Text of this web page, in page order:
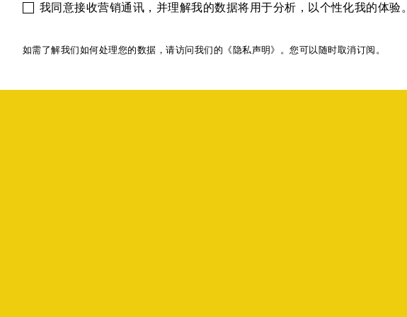
我同意接收营销通讯，并理解我的数据将用于分析，以个性化我的体验。
如需了解我们如何处理您的数据，请访问我们的《隐私声明》。您可以随时取消订阅。